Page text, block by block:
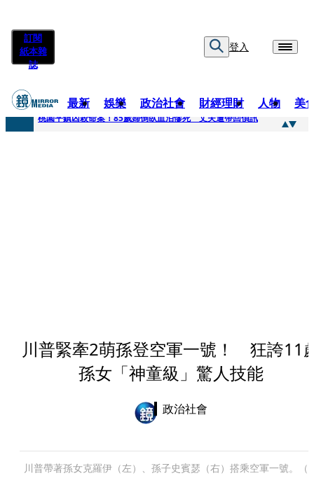
訂閱
紙本雜
誌
登入
最新 娛樂 政治社會 財經理財 人物 美
快訊
桃園平鎮凶殺命案！85歲婦倒臥血泊慘死 丈夫遭帶回偵訊
川普緊牽2萌孫登空軍一號！ 狂誇11
孫女「神童級」驚人技能
政治社會
川普帶著孫女克羅伊（左）、孫子史賓瑟（右）搭乘空軍一號。（